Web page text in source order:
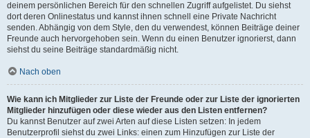
deinem persönlichen Bereich für den schnellen Zugriff aufgelistet. Du siehst
dort deren Onlinestatus und kannst ihnen schnell eine Private Nachricht
senden. Abhängig von dem Style, den du verwendest, können Beiträge deiner
Freunde auch hervorgehoben sein. Wenn du einen Benutzer ignorierst, dann
siehst du seine Beiträge standardmäßig nicht.
Nach oben
Wie kann ich Mitglieder zur Liste der Freunde oder zur Liste der ignorierten
Mitglieder hinzufügen oder diese wieder aus den Listen entfernen?
Du kannst Benutzer auf zwei Arten auf diese Listen setzen: In jedem
Benutzerprofil siehst du zwei Links: einen zum Hinzufügen zur Liste der